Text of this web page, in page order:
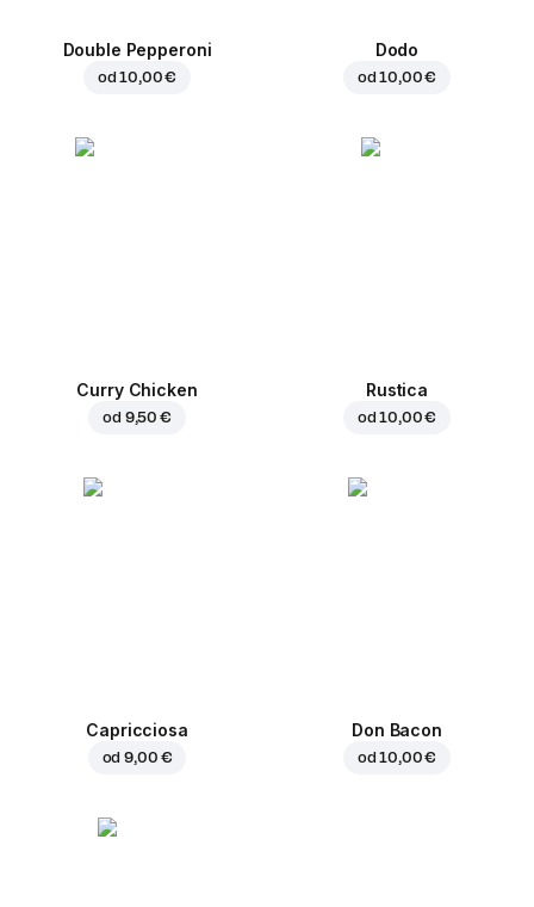
Double Pepperoni
od10,00 €
Dodo
od10,00 €
Curry Chicken
od 9,50 €
Rustica
od10,00 €
Capricciosa
od9,00 €
Don Bacon
od10,00 €